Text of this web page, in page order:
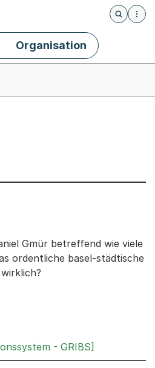
Öffnet
Organisation
Geschäft
Gmür betreffend wie viele
ordentliche basel-städtische
- GRIBS]